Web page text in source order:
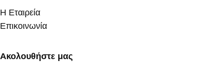
Η Εταιρεία
Επικοινωνία
Ακολουθήστε μας